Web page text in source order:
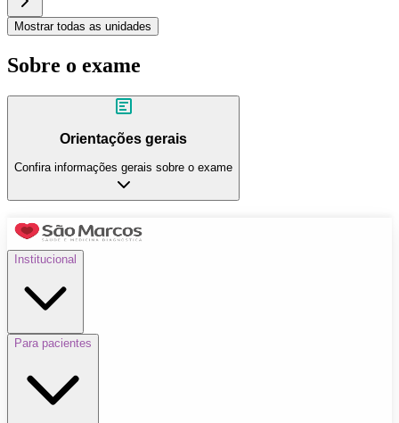
Mostrar todas as unidades
Sobre o exame
Orientações gerais
Confira informações gerais sobre o exame
Institucional
Para pacientes